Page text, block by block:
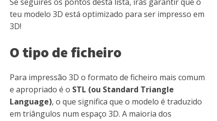
teu modelo 3D está optimizado para ser impresso em
3D!
O tipo de ficheiro
Para impressão 3D o formato de ficheiro mais comum
e apropriado é o STL (ou Standard Triangle
Language), o que significa que o modelo é traduzido
em triângulos num espaço 3D. A maioria dos